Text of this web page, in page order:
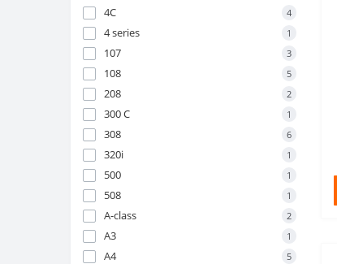
4C 4
4 series 1
107 3
108 5
208 2
300 C 1
308 6
320i 1
500 1
508 1
A-class 2
A3 1
A4 5